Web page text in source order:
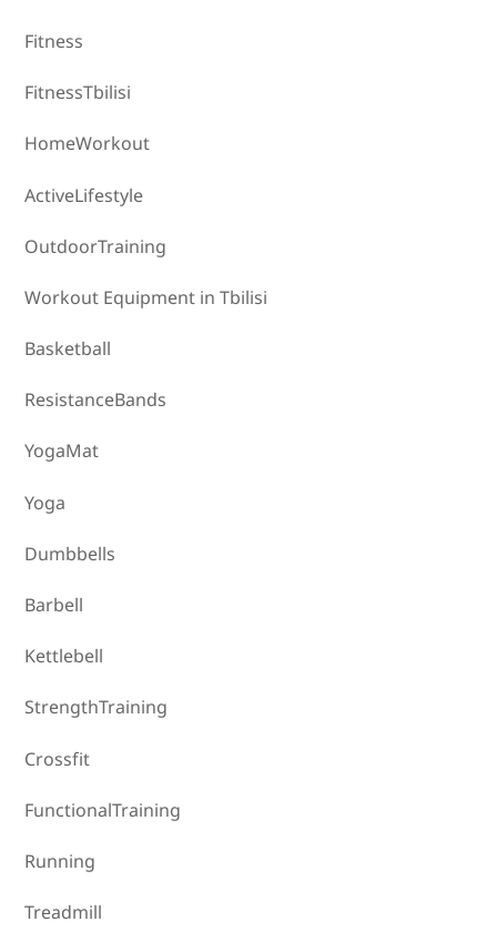
Fitness
FitnessTbilisi
HomeWorkout
ActiveLifestyle
OutdoorTraining
Workout Equipment in Tbilisi
Basketball
ResistanceBands
YogaMat
Yoga
Dumbbells
Barbell
Kettlebell
StrengthTraining
Crossfit
FunctionalTraining
Running
Treadmill